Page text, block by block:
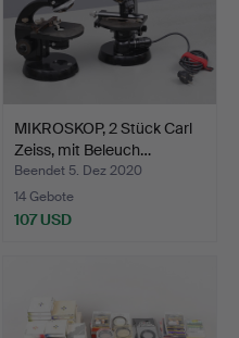
MIKROSKOP, 2 Stück Carl
Zeiss, mit Beleuch…
Beendet 5. Dez 2020
14 Gebote
107 USD